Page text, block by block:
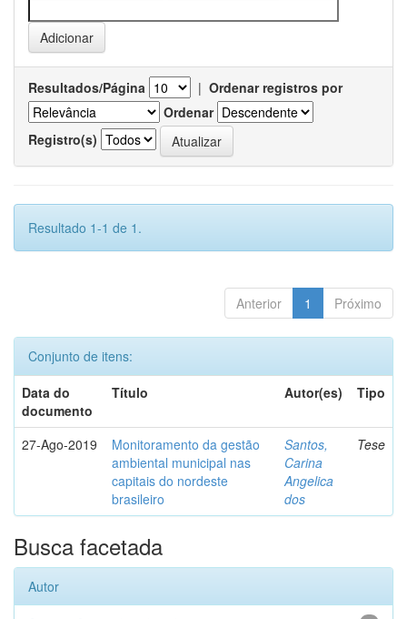
Resultados/Página | Ordenar registros por
Ordenar
Registro(s)
Resultado 1-1 de 1.
Anterior 1 Próximo
Conjunto de itens:
Data do
documento
Título Autor(es) Tipo
27-Ago-2019
Monitoramento da gestão
ambiental municipal nas
capitais do nordeste
brasileiro
Santos,
Carina
Angelica
dos
Tese
Busca facetada
Autor